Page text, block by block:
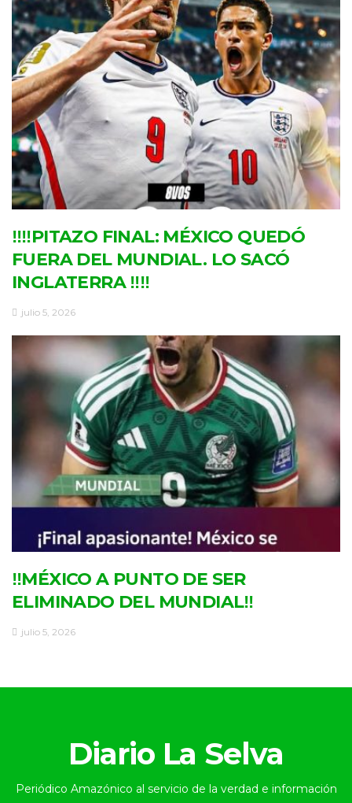
‼‼PITAZO FINAL: MÉXICO QUEDÓ
FUERA DEL MUNDIAL. LO SACÓ
INGLATERRA ‼‼
julio 5, 2026
‼MÉXICO A PUNTO DE SER
ELIMINADO DEL MUNDIAL‼
julio 5, 2026
Diario La Selva
Periódico Amazónico al servicio de la verdad e información